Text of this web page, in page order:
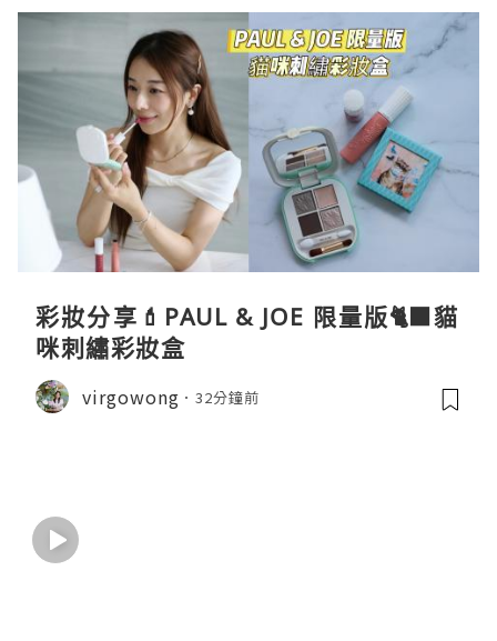
彩妝分享💄PAUL & JOE 限量版🐈‍⬛貓
咪刺繡彩妝盒
virgowong 32分鐘前